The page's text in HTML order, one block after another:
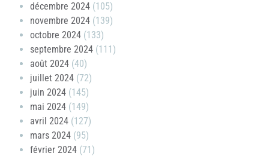
décembre 2024 (105)
novembre 2024 (139)
octobre 2024 (133)
septembre 2024 (111)
août 2024 (40)
juillet 2024 (72)
juin 2024 (145)
mai 2024 (149)
avril 2024 (127)
mars 2024 (95)
février 2024 (71)